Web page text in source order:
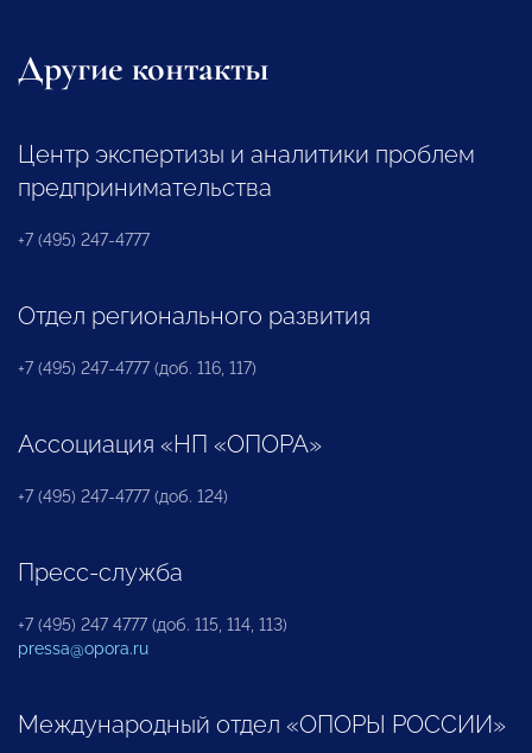
Другие контакты
Центр экспертизы и аналитики проблем
предпринимательства
+7 (495) 247-4777
Отдел регионального развития
+7 (495) 247-4777 (доб. 116, 117)
Ассоциация «НП «ОПОРА»
+7 (495) 247-4777 (доб. 124)
Пресс-служба
+7 (495) 247 4777 (доб. 115, 114, 113)
pressa@opora.ru
Международный отдел «ОПОРЫ РОССИИ»